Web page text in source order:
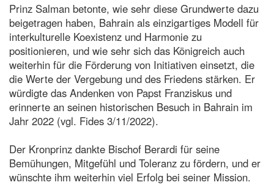
Prinz Salman betonte, wie sehr diese Grundwerte dazu
beigetragen haben, Bahrain als einzigartiges Modell für
interkulturelle Koexistenz und Harmonie zu
positionieren, und wie sehr sich das Königreich auch
weiterhin für die Förderung von Initiativen einsetzt, die
die Werte der Vergebung und des Friedens stärken. Er
würdigte das Andenken von Papst Franziskus und
erinnerte an seinen historischen Besuch in Bahrain im
Jahr 2022 (vgl. Fides 3/11/2022).
Der Kronprinz dankte Bischof Berardi für seine
Bemühungen, Mitgefühl und Toleranz zu fördern, und er
wünschte ihm weiterhin viel Erfolg bei seiner Mission.